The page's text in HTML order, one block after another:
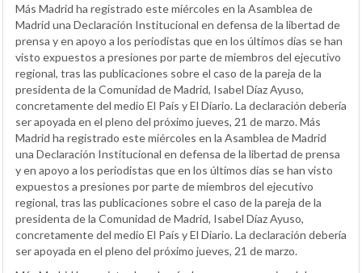
Más Madrid ha registrado este miércoles en la Asamblea de
Madrid una Declaración Institucional en defensa de la libertad de
prensa y en apoyo a los periodistas que en los últimos días se han
visto expuestos a presiones por parte de miembros del ejecutivo
regional, tras las publicaciones sobre el caso de la pareja de la
presidenta de la Comunidad de Madrid, Isabel Díaz Ayuso,
concretamente del medio El País y El Diario. La declaración debería
ser apoyada en el pleno del próximo jueves, 21 de marzo. Más
Madrid ha registrado este miércoles en la Asamblea de Madrid
una Declaración Institucional en defensa de la libertad de prensa
y en apoyo a los periodistas que en los últimos días se han visto
expuestos a presiones por parte de miembros del ejecutivo
regional, tras las publicaciones sobre el caso de la pareja de la
presidenta de la Comunidad de Madrid, Isabel Díaz Ayuso,
concretamente del medio El País y El Diario. La declaración debería
ser apoyada en el pleno del próximo jueves, 21 de marzo.